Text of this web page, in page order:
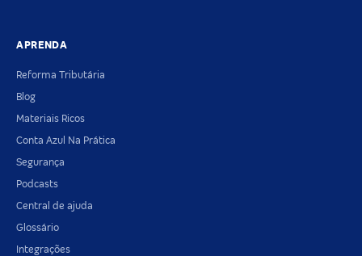
APRENDA
Reforma Tributária
Blog
Materiais Ricos
Conta Azul Na Prática
Segurança
Podcasts
Central de ajuda
Glossário
Integrações